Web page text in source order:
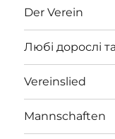
Der Verein
Любі дорослі
Vereinslied
Mannschaften